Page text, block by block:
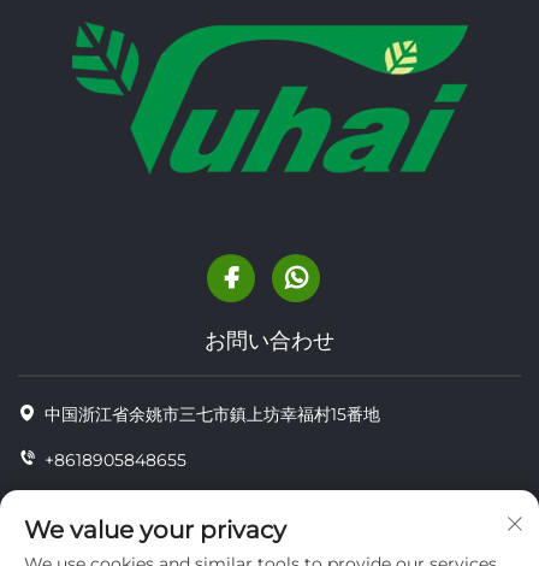
お問い合わせ
中国浙江省余姚市三七市鎮上坊幸福村15番地
+8618905848655
[email protected]
We value your privacy